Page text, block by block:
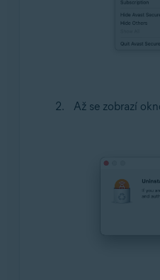
Až se zobrazí